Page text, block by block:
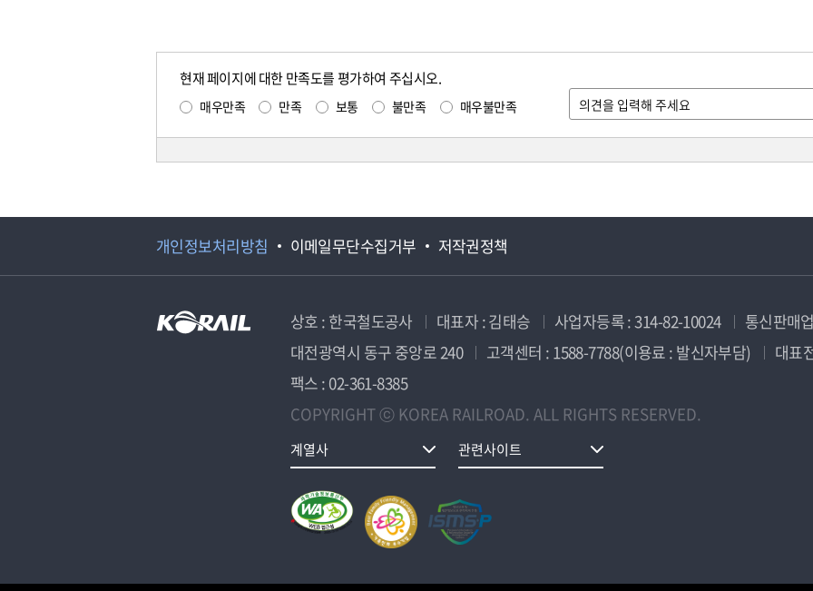
현재 페이지에 대한 만족도를 평가하여 주십시오.
매우만족 만족 보통 불만족 매우불만족
개인정보처리방침 이메일무단수집거부 저작권정책
상호 : 한국철도공사 대표자 : 김태승 사업자등록 : 314-82-10024
통신판매
대전광역시 동구 중앙로 240
고객센터 : 1588-7788(이용료 : 발신자부담)
대표
팩스 : 02-361-8385
COPYRIGHT ⓒ KOREA RAILROAD. ALL RIGHTS RESERVED.
계열사 관련사이트